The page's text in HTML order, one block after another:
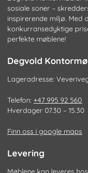
sosiale soner –
inspirerende miljø. Med
konkurransedyktige
perfekte møblene!
Degvold
Lageradresse:
Telefon: +47 995 92 560
Hverdager 07.30 – 15.30
Finn oss i google maps
Levering